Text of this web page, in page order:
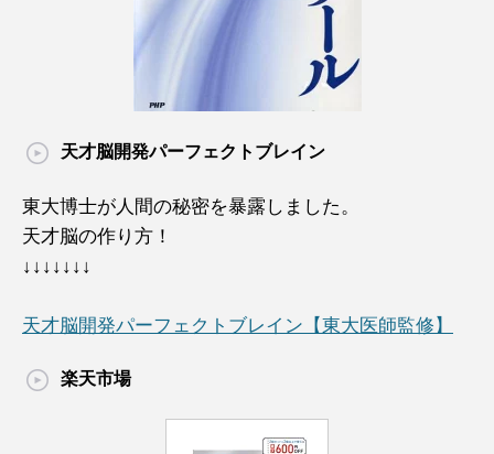
天才脳開発パーフェクトブレイン
東大博士が人間の秘密を暴露しました。
天才脳の作り方！
↓↓↓↓↓↓↓
天才脳開発パーフェクトブレイン【東大医師監修】
楽天市場